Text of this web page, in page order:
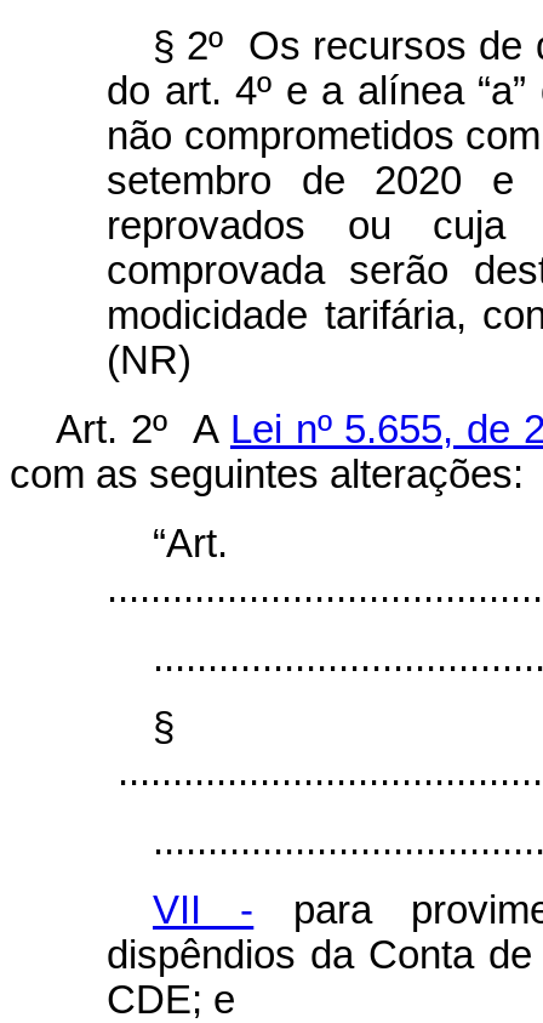
§ 2º Os recursos de
do art. 4º e a alínea
não comprometidos
setembro de 2020 e
reprovados ou cuja
comprovada serão
modicidade tarifária,
(NR)
Art. 2º A Lei nº 5.655, de
com as seguintes alterações:
§
VII - para
dispêndios da Conta
CDE; e